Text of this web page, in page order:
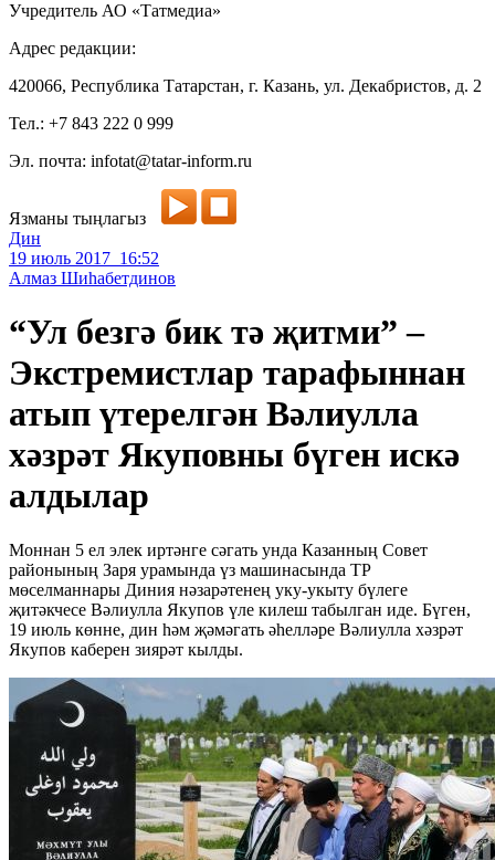
Учредитель АО «Татмедиа»
Адрес редакции:
420066, Республика Татарстан, г. Казань, ул. Декабристов, д. 2
Тел.: +7 843 222 0 999
Эл. почта: infotat@tatar-inform.ru
Язманы тыңлагыз
Дин
19 июль 2017 16:52
Алмаз Шиһабетдинов
“Ул безгә бик тә җитми” –
Экстремистлар тарафыннан
атып үтерелгән Вәлиулла
хәзрәт Якуповны бүген искә
алдылар
Моннан 5 ел элек иртәнге сәгать унда Казанның Совет
районының Заря урамында үз машинасында ТР
мөселманнары Диния нәзарәтенең уку-укыту бүлеге
җитәкчесе Вәлиулла Якупов үле килеш табылган иде. Бүген,
19 июль көнне, дин һәм җәмәгать әһелләре Вәлиулла хәзрәт
Якупов каберен зиярәт кылды.